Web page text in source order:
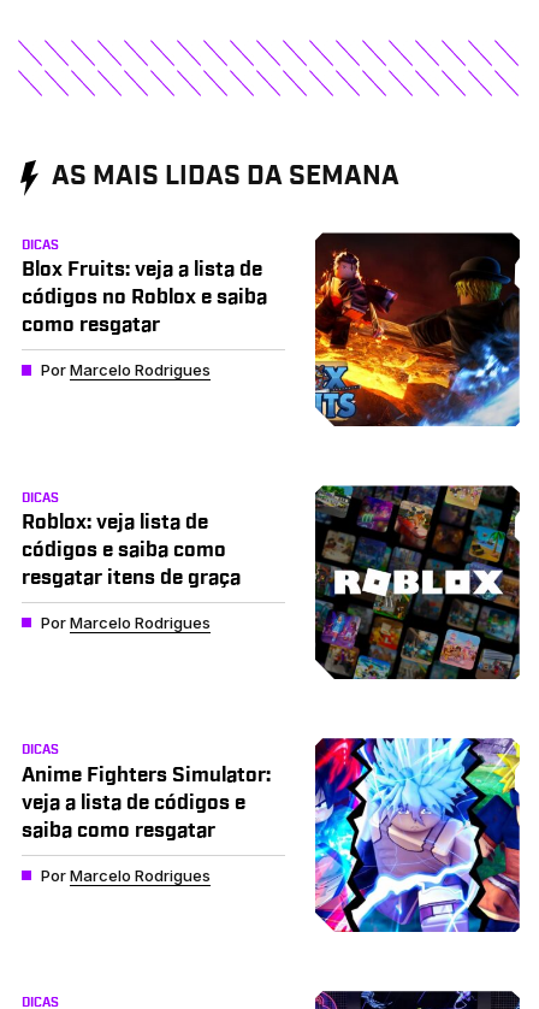
AS MAIS LIDAS DA SEMANA
DICAS
Blox Fruits: veja a lista de
códigos no Roblox e saiba
como resgatar
PorMarcelo Rodrigues
DICAS
Roblox: veja lista de
códigos e saiba como
resgatar itens de graça
PorMarcelo Rodrigues
DICAS
Anime Fighters Simulator:
veja a lista de códigos e
saiba como resgatar
PorMarcelo Rodrigues
DICAS